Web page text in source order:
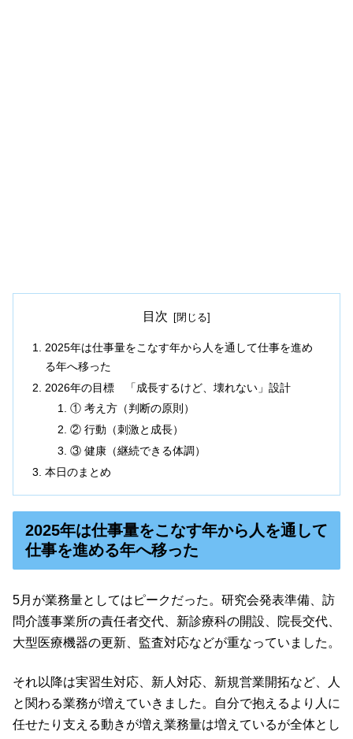
目次
2025年は仕事量をこなす年から人を通して仕事を進め
る年へ移った
2026年の目標 「成長するけど、壊れない」設計
① 考え方（判断の原則）
② 行動（刺激と成長）
③ 健康（継続できる体調）
本日のまとめ
2025年は仕事量をこなす年から人を通して
仕事を進める年へ移った
5月が業務量としてはピークだった。研究会発表準備、訪
問介護事業所の責任者交代、新診療科の開設、院長交代、
大型医療機器の更新、監査対応などが重なっていました。
それ以降は実習生対応、新人対応、新規営業開拓など、人
と関わる業務が増えていきました。自分で抱えるより人に
任せたり支える動きが増え業務量は増えているが全体とし